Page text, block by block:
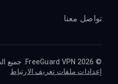
تواصل معنا
© 2026 FreeGuard VPN. جميع الحقوق محفوظة.
إعدادات ملفات تعريف الارتباط